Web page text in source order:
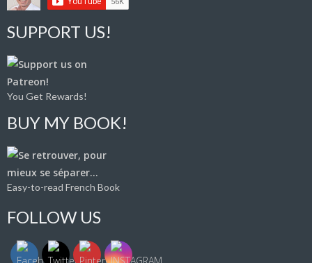
SUPPORT US!
You Get Rewards!
BUY MY BOOK!
Easy-to-read French Book
FOLLOW US